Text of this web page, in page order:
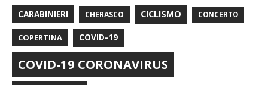
CARABINIERI CHERASCO CICLISMO CONCERTO
COPERTINA COVID-19
COVID-19 CORONAVIRUS